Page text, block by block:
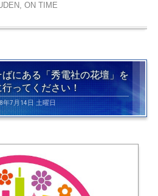
ON TIME
にある「秀電社の花壇」を
ってください！
年7月14日 土曜日